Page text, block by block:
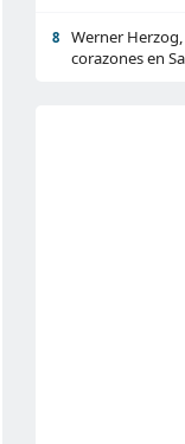
8
Werner
corazones en